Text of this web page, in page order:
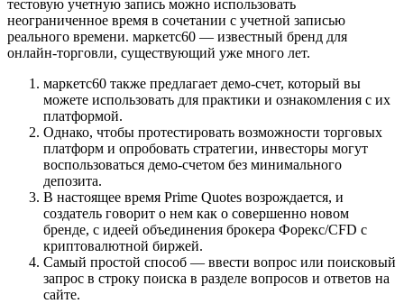
тестовую учетную запись можно использовать
неограниченное время в сочетании с учетной записью
реального времени. маркетс60 — известный бренд для
онлайн-торговли, существующий уже много лет.
маркетс60 также предлагает демо-счет, который вы
можете использовать для практики и ознакомления с их
платформой.
Однако, чтобы протестировать возможности торговых
платформ и опробовать стратегии, инвесторы могут
воспользоваться демо-счетом без минимального
депозита.
В настоящее время Prime Quotes возрождается, и
создатель говорит о нем как о совершенно новом
бренде, с идеей объединения брокера Форекс/CFD с
криптовалютной биржей.
Самый простой способ ― ввести вопрос или поисковый
запрос в строку поиска в разделе вопросов и ответов на
сайте.